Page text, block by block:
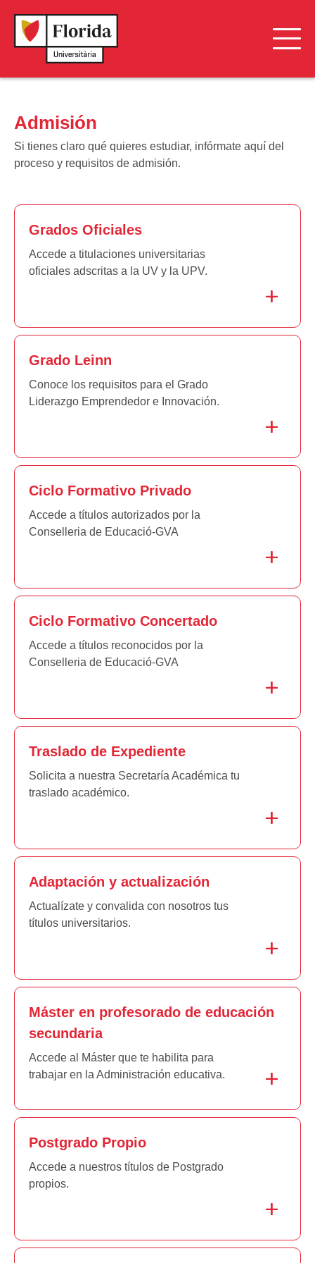
Becas y Ayudas al Estudio
Financiación y Descuentos
Admisión
Si tienes claro qué quieres estudiar, infórmate aquí del
proceso y requisitos de admisión.
Grados Oficiales
Accede a titulaciones universitarias
oficiales adscritas a la UV y la UPV.
Grado Leinn
Conoce los requisitos para el Grado
Liderazgo Emprendedor e Innovación.
Ciclo Formativo Privado
Accede a títulos autorizados por la
Conselleria de Educació-GVA
Ciclo Formativo Concertado
Accede a títulos reconocidos por la
Conselleria de Educació-GVA
Traslado de Expediente
Solicita a nuestra Secretaría Académica tu
traslado académico.
Adaptación y actualización
Actualízate y convalida con nosotros tus
títulos universitarios.
Máster en profesorado de educación
secundaria
Accede al Máster que te habilita para
trabajar en la Administración educativa.
Postgrado Propio
Accede a nuestros títulos de Postgrado
propios.